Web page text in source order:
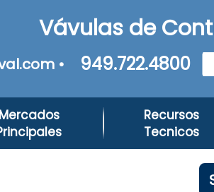
Vávulas de
• 949.722.4800
Mercados
Recursos
Tecnicos